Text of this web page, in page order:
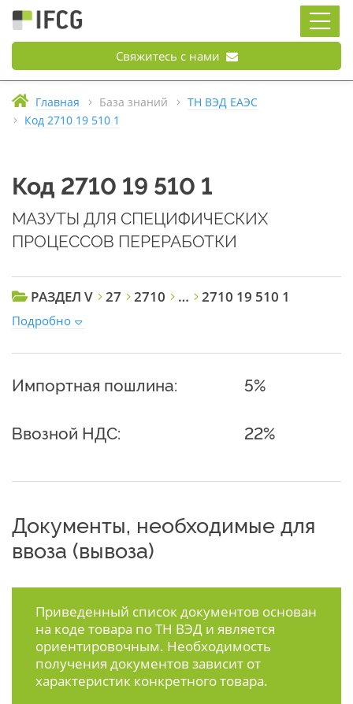
Свяжитесь с нами
Главная База знаний
ТН ВЭД ЕАЭС
Код 2710 19 510 1
Код 2710 19 510 1
МАЗУТЫ ДЛЯ СПЕЦИФИЧЕСКИХ
ПРОЦЕССОВ ПЕРЕРАБОТКИ
РАЗДЕЛ V 27 2710 … 2710 19 510 1
Подробно
Импортная пошлина: 5%
Ввозной НДС: 22%
Документы, необходимые для
ввоза (вывоза)
Приведенный список документов основан
на коде товара по ТН ВЭД и является
ориентировочным. Необходимость
получения документов зависит от
характеристик конкретного товара.